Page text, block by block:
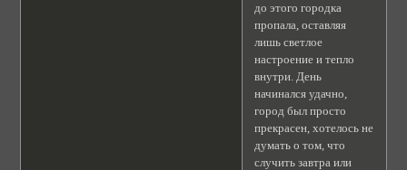
до этого городка
пропала, оставляя
лишь светлое
настроение и тепло
внутри. День
начинался удачно,
город был просто
прекрасен, хотелось не
думать о том, что
случить завтра или